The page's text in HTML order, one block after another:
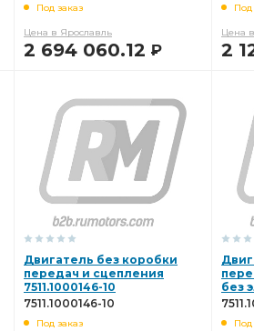
Под заказ
Цена в Ярославль
2 694 060.12 Р
Под
Цена
2
Двигатель без коробки
передач и сцепления
7511.1000146-10
7511.1000146-10
Под заказ
без
Под